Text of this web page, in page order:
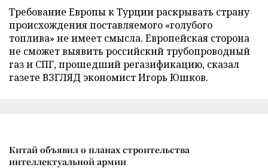
Требование Европы к Турции раскрывать страну
происхождения поставляемого «голубого
топлива» не имеет смысла. Европейская сторона
не сможет выявить российский трубопроводный
газ и СПГ, прошедший регазификацию, сказал
газете ВЗГЛЯД экономист Игорь Юшков.
Китай объявил о планах строительства
интеллектуальной армии